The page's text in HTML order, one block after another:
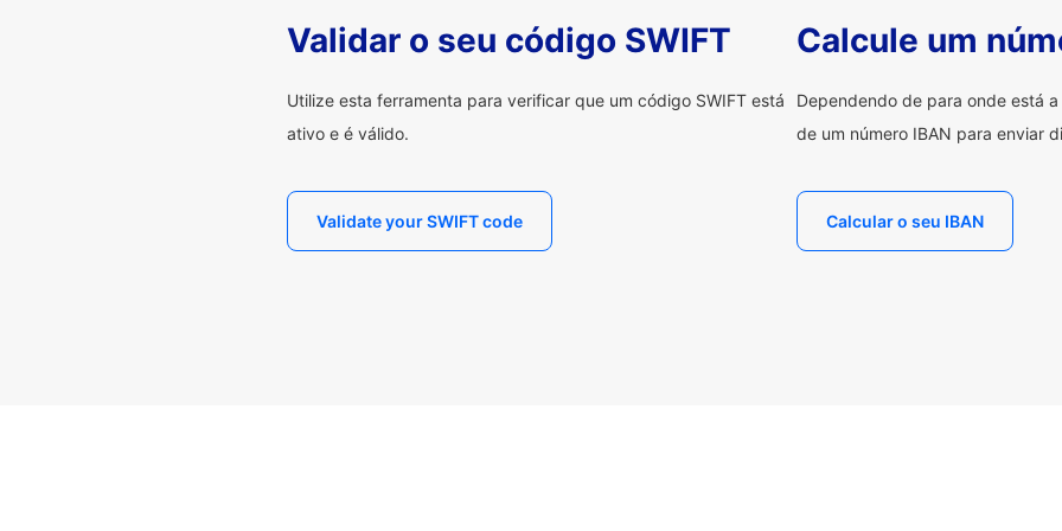
Validar o seu código SWIFT
Utilize esta ferramenta para verificar que um código SWIFT está
ativo e é válido.
Validate your SWIFT code
Calcule um
Dependendo de para onde está
de um número IBAN para enviar
Calcular o seu IBAN